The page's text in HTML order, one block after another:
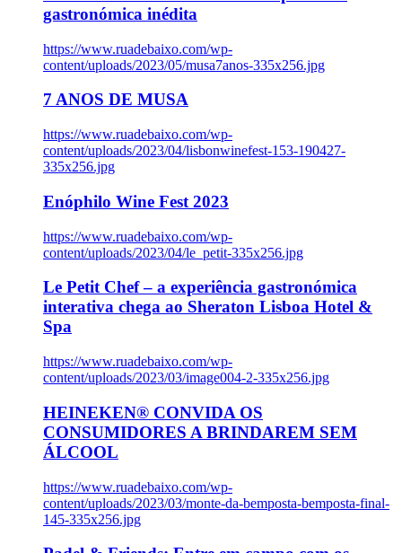
gastronómica inédita
https://www.ruadebaixo.com/wp-
content/uploads/2023/05/musa7anos-335x256.jpg
7 ANOS DE MUSA
https://www.ruadebaixo.com/wp-
content/uploads/2023/04/lisbonwinefest-153-190427-
335x256.jpg
Enóphilo Wine Fest 2023
https://www.ruadebaixo.com/wp-
content/uploads/2023/04/le_petit-335x256.jpg
Le Petit Chef – a experiência gastronómica
interativa chega ao Sheraton Lisboa Hotel &
Spa
https://www.ruadebaixo.com/wp-
content/uploads/2023/03/image004-2-335x256.jpg
HEINEKEN® CONVIDA OS
CONSUMIDORES A BRINDAREM SEM
ÁLCOOL
https://www.ruadebaixo.com/wp-
content/uploads/2023/03/monte-da-bemposta-bemposta-final-
145-335x256.jpg